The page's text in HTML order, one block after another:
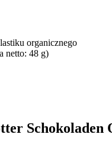
organicznego
netto: 48 g)
Schokoladen